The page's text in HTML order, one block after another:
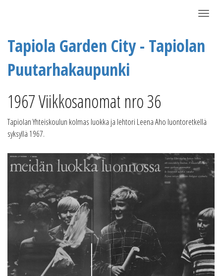
Tapiola Garden City - Tapiolan
Puutarhakaupunki
1967 Viikkosanomat nro 36
Tapiolan Yhteiskoulun kolmas luokka ja lehtori Leena Aho luontoretkellä
syksyllä 1967.